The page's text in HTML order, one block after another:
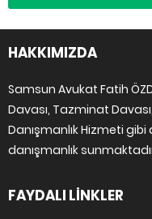
HAKKIMIZDA
Samsun Avukat Fatih
Davası, Tazminat
Danışmanlık Hizmeti
danışmanlık
FAYDALI LİNKLER